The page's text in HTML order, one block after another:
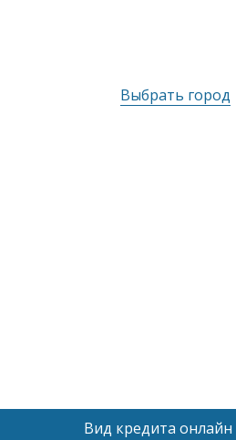
Выбрать город
Вид кредита онлайн